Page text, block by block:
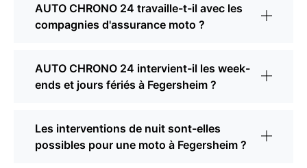
AUTO CHRONO 24 travaille-t-il avec les
compagnies d'assurance moto ?
AUTO CHRONO 24 intervient-il les week-
ends et jours fériés à Fegersheim ?
Les interventions de nuit sont-elles
possibles pour une moto à Fegersheim ?